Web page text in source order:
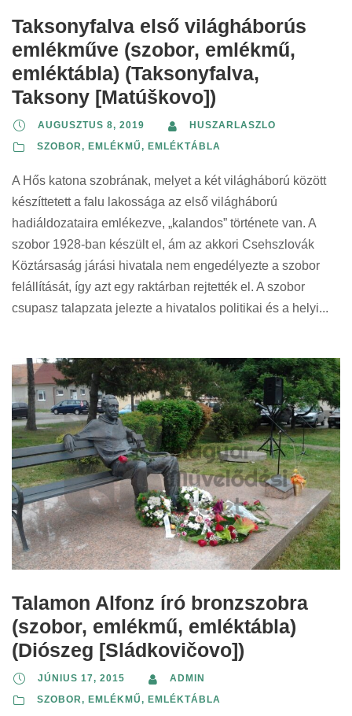
Taksonyfalva első világháborús
emlékműve (szobor, emlékmű,
emléktábla) (Taksonyfalva,
Taksony [Matúškovo])
AUGUSZTUS 8, 2019
HUSZARLASZLO
SZOBOR, EMLÉKMŰ, EMLÉKTÁBLA
A Hős katona szobrának, melyet a két világháború között
készíttetett a falu lakossága az első világháború
hadiáldozataira emlékezve, „kalandos” története van. A
szobor 1928-ban készült el, ám az akkori Csehszlovák
Köztársaság járási hivatala nem engedélyezte a szobor
felállítását, így azt egy raktárban rejtették el. A szobor
csupasz talapzata jelezte a hivatalos politikai és a helyi...
Talamon Alfonz író bronzszobra
(szobor, emlékmű, emléktábla)
(Diószeg [Sládkovičovo])
JÚNIUS 17, 2015
ADMIN
SZOBOR, EMLÉKMŰ, EMLÉKTÁBLA